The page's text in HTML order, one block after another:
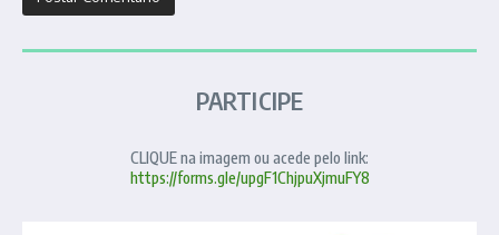
PARTICIPE
CLIQUE na imagem ou acede pelo link:
https://forms.gle/upgF1ChjpuXjmuFY8